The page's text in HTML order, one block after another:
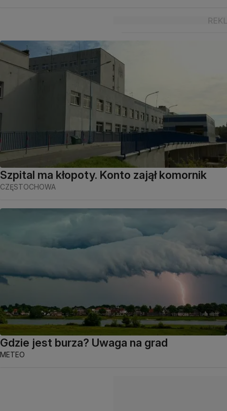
Szpital ma kłopoty. Konto zajął komornik
CZĘSTOCHOWA
Gdzie jest burza? Uwaga na grad
METEO